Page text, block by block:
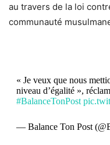
au travers de la loi
communauté
« Je veux que nous
niveau d’égalité »,
#BalanceTonPost
— Balance Ton Post